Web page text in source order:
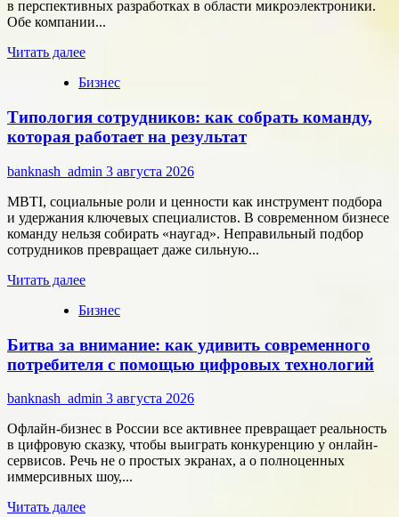
в перспективных разработках в области микроэлектроники.
Обе компании...
Читать далееПрочитать
о
компаний
«Элемент»
развивает
сотрудничество
с
центрами
разработки
в
области
микроэлектроники
Бизнес
Типология сотрудников: как собрать команду,
которая работает на результат
banknash_admin 3 августа 2026
MBTI, социальные роли и ценности как инструмент подбора
и удержания ключевых специалистов. В современном бизнесе
команду нельзя собирать «наугад». Неправильный подбор
сотрудников превращает даже сильную...
Читать далееПрочитать
о
сотрудников:
как
собрать
команду,
которая
работает
на
результат
Бизнес
Битва за внимание: как удивить современного
потребителя с помощью цифровых технологий
banknash_admin 3 августа 2026
Офлайн-бизнес в России все активнее превращает реальность
в цифровую сказку, чтобы выиграть конкуренцию у онлайн-
сервисов. Речь не о простых экранах, а о полноценных
иммерсивных шоу,...
Читать далееПрочитать